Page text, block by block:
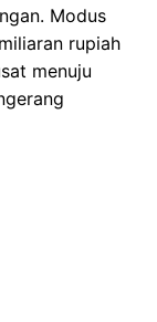
Modus
rupiah
menuju